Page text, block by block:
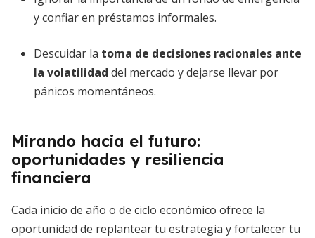
y confiar en préstamos informales.
Descuidar la toma de decisiones racionales ante
la volatilidad del mercado y dejarse llevar por
pánicos momentáneos.
Mirando hacia el futuro:
oportunidades y resiliencia
financiera
Cada inicio de año o de ciclo económico ofrece la
oportunidad de replantear tu estrategia y fortalecer tu